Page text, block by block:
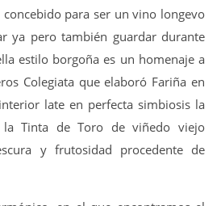
para ser un vino longevo
ya pero también guardar durante
estilo borgoña es un homenaje a
Colegiata que elaboró Fariña en
late en perfecta simbiosis la
la Tinta de Toro de viñedo viejo
y frutosidad procedente de